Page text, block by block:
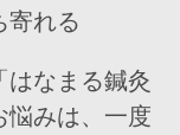
寄れる
はなまる鍼灸
悩みは、一度